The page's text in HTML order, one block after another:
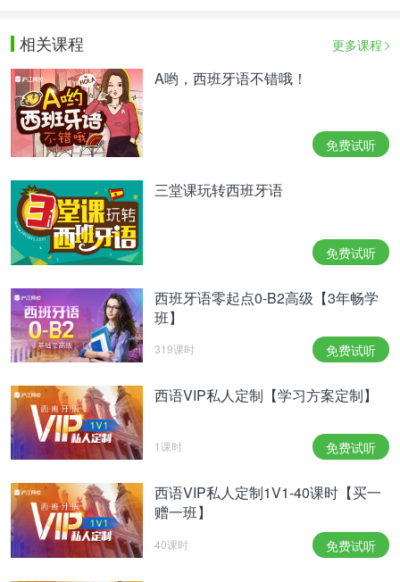
相关课程 更多课程
A哟，西班牙语不错哦！
免费试听
三堂课玩转西班牙语
免费试听
西班牙语零起点0-B2高级【3年畅学
班】
319课时 免费试听
西语VIP私人定制【学习方案定制】
1课时 免费试听
西语VIP私人定制1V1-40课时【买一
赠一班】
40课时 免费试听